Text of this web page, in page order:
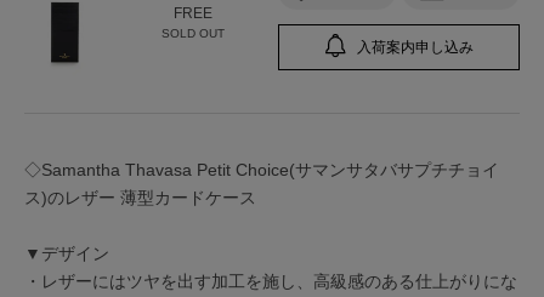
FREE
SOLD OUT
入荷案内申し込み
◇Samantha Thavasa Petit Choice(サマンサタバサプチチョイ
ス)のレザー 薄型カードケース
▼デザイン
・レザーにはツヤを出す加工を施し、高級感のある仕上がりにな